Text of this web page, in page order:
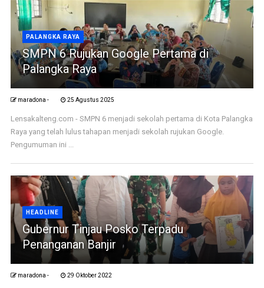
PALANGKA RAYA
SMPN 6 Rujukan Google Pertama di
Palangka Raya
maradona - 25 Agustus 2025
Lensakalteng.com - SMPN 6 menjadi sekolah pertama di Kota Palangka
Raya yang telah lulus tahapan menjadi sekolah rujukan Google.
Pengumuman ini ...
HEADLINE
Gubernur Tinjau Posko Terpadu
Penanganan Banjir
maradona - 29 Oktober 2022